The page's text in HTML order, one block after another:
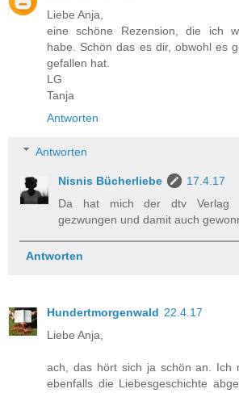
Liebe Anja,
eine schöne Rezension, die ich
habe. Schön das es dir, obwohl es
gefallen hat.
LG
Tanja
Antworten
Antworten
Nisnis Bücherliebe
17.4.17
Da hat mich der dtv Verlag
gezwungen und damit auch
Antworten
Hundertmorgenwald 22.4.17
Liebe Anja,
ach, das hört sich ja schön an. Ich
ebenfalls die Liebesgeschichte